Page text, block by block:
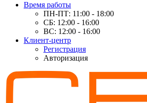
Время работы
ПН-ПТ: 11:00 - 18:00
СБ: 12:00 - 16:00
ВС: 12:00 - 16:00
Клиент-центр
Регистрация
Авторизация